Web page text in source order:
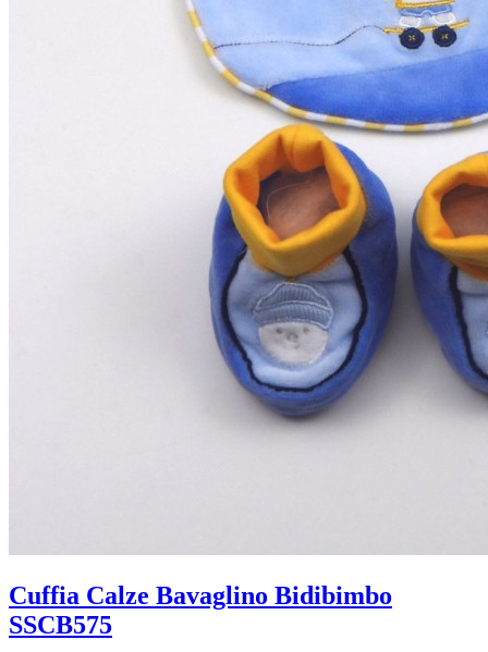
Cuffia Calze Bavaglino Bidibimbo
SSCB575